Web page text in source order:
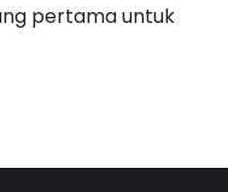
pertama untuk